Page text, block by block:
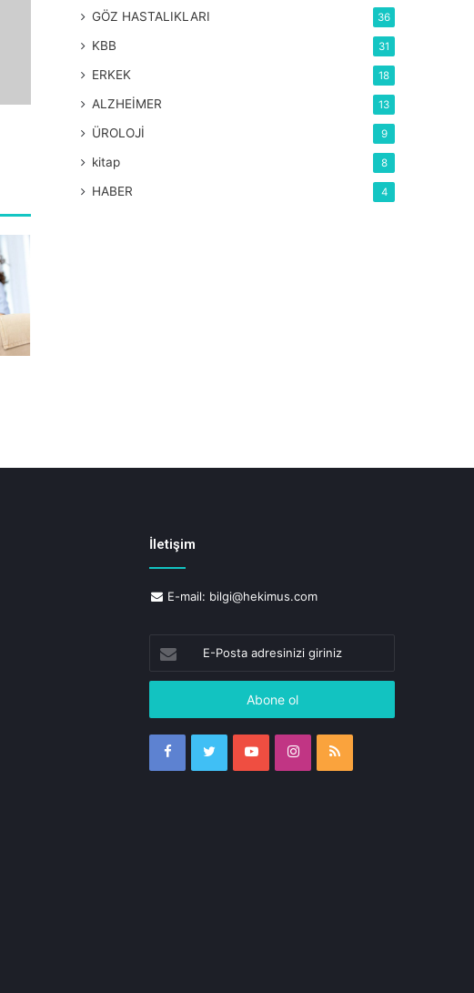
GÖZ HASTALIKLARI 36
KBB 31
ERKEK 18
ALZHEİMER 13
ÜROLOJİ 9
kitap 8
HABER 4
İletişim
E-mail: bilgi@hekimus.com
Posta
adresinizi
FacebookTwitterYouTubeInstagram